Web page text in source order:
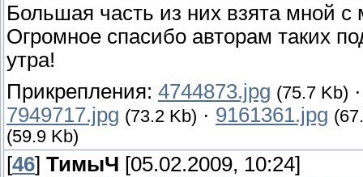
Большая часть из них взята мной
Огромное спасибо авторам таких
утра!
Прикрепления: 4744873.jpg (75.7 Kb)
7949717.jpg (73.2 Kb) · 9161361.jpg
(59.9 Kb)
[46] ТимыЧ [05.02.2009, 10:24]